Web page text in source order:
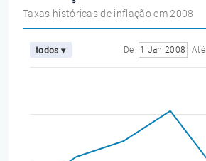
Taxas históricas de inflação em 2008
todos ▾ De 1 Jan 2008 Até